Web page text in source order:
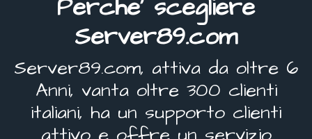
Perche' scegliere
Server89.com
Server89.com, attiva da oltre 6
Anni, vanta oltre 300 clienti
italiani, ha un supporto clienti